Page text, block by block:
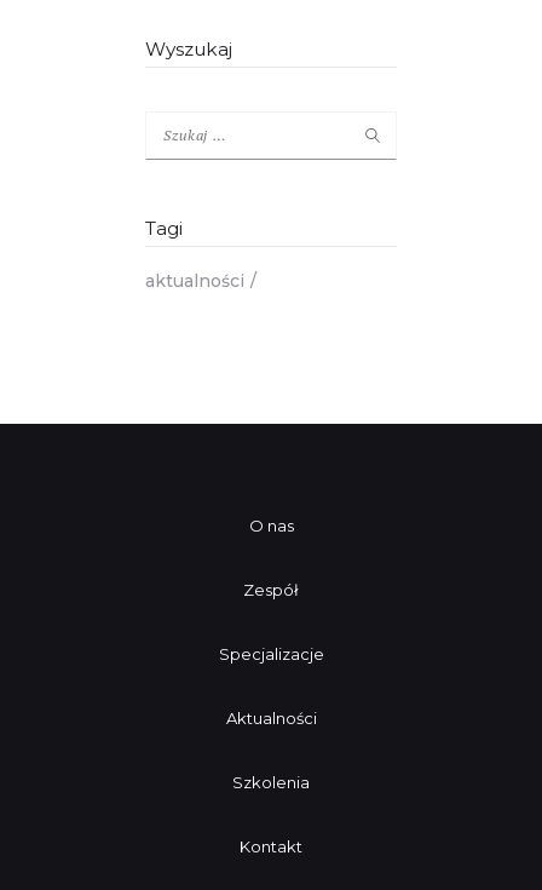
Wyszukaj
Tagi
aktualności
O nas
Zespół
Specjalizacje
Aktualności
Szkolenia
Kontakt